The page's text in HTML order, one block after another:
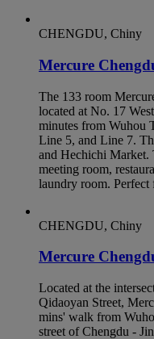
CHENGDU, Chiny
Mercure
The 133 room
located at No. 17
minutes from Wuhou
Line 5, and Line 7.
and Hechichi Market.
meeting room,
laundry room. Perfect
CHENGDU, Chiny
Mercure
Located at the
Qidaoyan Street,
mins' walk from
street of Chengdu -